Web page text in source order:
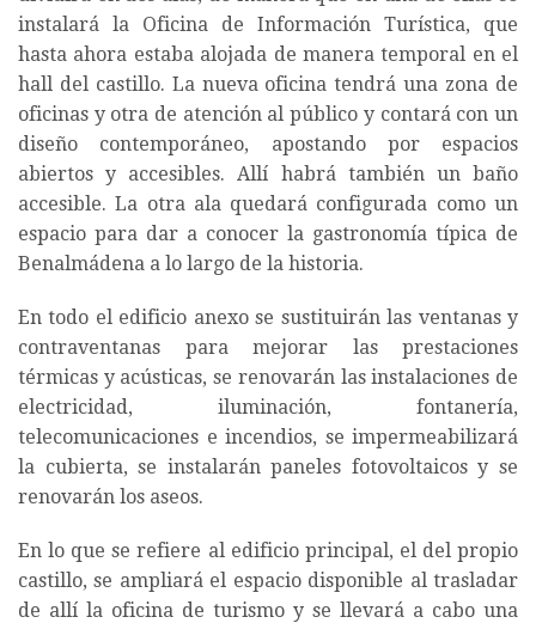
instalará la Oficina de Información Turística, que
hasta ahora estaba alojada de manera temporal en el
hall del castillo. La nueva oficina tendrá una zona de
oficinas y otra de atención al público y contará con un
diseño contemporáneo, apostando por espacios
abiertos y accesibles. Allí habrá también un baño
accesible. La otra ala quedará configurada como un
espacio para dar a conocer la gastronomía típica de
Benalmádena a lo largo de la historia.
En todo el edificio anexo se sustituirán las ventanas y
contraventanas para mejorar las prestaciones
térmicas y acústicas, se renovarán las instalaciones de
electricidad, iluminación, fontanería,
telecomunicaciones e incendios, se impermeabilizará
la cubierta, se instalarán paneles fotovoltaicos y se
renovarán los aseos.
En lo que se refiere al edificio principal, el del propio
castillo, se ampliará el espacio disponible al trasladar
de allí la oficina de turismo y se llevará a cabo una